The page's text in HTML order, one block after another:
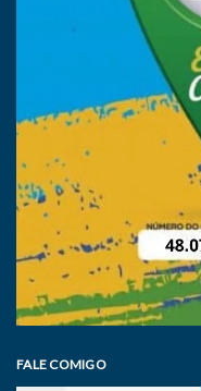
FALE COMIGO